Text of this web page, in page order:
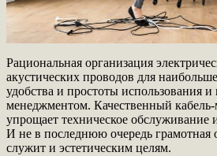
Рациональная организация
акустических проводов для
удобства и простоты использования и
менеджментом. Качественный
упрощает техническое обслуживание
И не в последнюю очередь грамотная
служит и эстетическим целям.